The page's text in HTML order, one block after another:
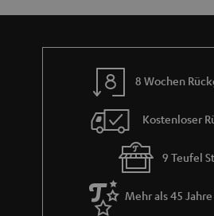
l
d
e
n
i
e
a
h
m
n
8 Wochen
Kostenloser
9 Teufel
Mehr als 45